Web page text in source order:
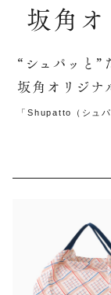
坂角
“シュパッと”
坂角オリジナ
「Shupatto（シュ